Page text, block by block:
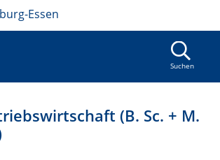
Essen
Suchen
(B. Sc. + M.